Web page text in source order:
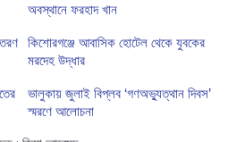
অবস্থানে ফরহাদ খান
কিশোরগঞ্জে আবাসিক হোটেল থেকে যুবকের
মরদেহ উদ্ধার
ভালুকায় জুলাই বিপ্লব ‘গণঅভ্যুত্থান দিবস’
স্মরণে আলোচনা